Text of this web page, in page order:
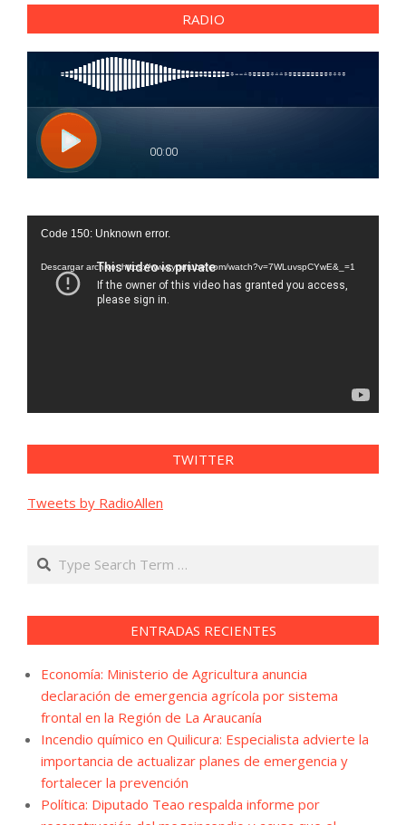
RADIO
Reproductor
vídeo
Code 150: Unknown error.
Descargar archivo: https://www.youtube.com/watch?v=7WLuvspCYwE&_=1
TWITTER
Tweets by RadioAllen
Search
ENTRADAS RECIENTES
Economía: Ministerio de Agricultura anuncia
declaración de emergencia agrícola por sistema
frontal en la Región de La Araucanía
Incendio químico en Quilicura: Especialista advierte la
importancia de actualizar planes de emergencia y
fortalecer la prevención
Política: Diputado Teao respalda informe por